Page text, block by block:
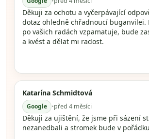
Děkuji za ochotu a vyčerpávající
dotaz ohledně chřadnoucí buganvilei.
po vašich radách vzpamatuje, bude
a kvést a dělat mi radost.
Katarína Schmidtová
Google •před 4 měsíci
Děkuji za ujištění, že jsme při sázení
nezanedbali a stromek bude v